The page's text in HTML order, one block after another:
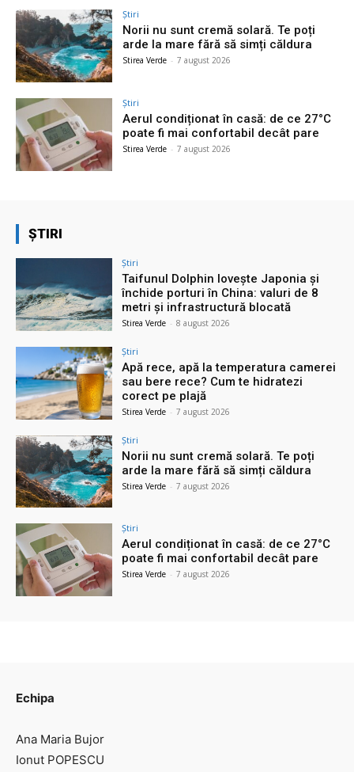
Știri
Norii nu sunt cremă solară. Te poți
arde la mare fără să simți căldura
Stirea Verde - 7 august 2026
Știri
Aerul condiționat în casă: de ce 27°C
poate fi mai confortabil decât pare
Stirea Verde - 7 august 2026
ȘTIRI
Știri
Taifunul Dolphin lovește Japonia și
închide porturi în China: valuri de 8
metri și infrastructură blocată
Stirea Verde - 8 august 2026
Știri
Apă rece, apă la temperatura camerei
sau bere rece? Cum te hidratezi
corect pe plajă
Stirea Verde - 7 august 2026
Știri
Norii nu sunt cremă solară. Te poți
arde la mare fără să simți căldura
Stirea Verde - 7 august 2026
Știri
Aerul condiționat în casă: de ce 27°C
poate fi mai confortabil decât pare
Stirea Verde - 7 august 2026
Echipa
Ana Maria Bujor
Ionut POPESCU